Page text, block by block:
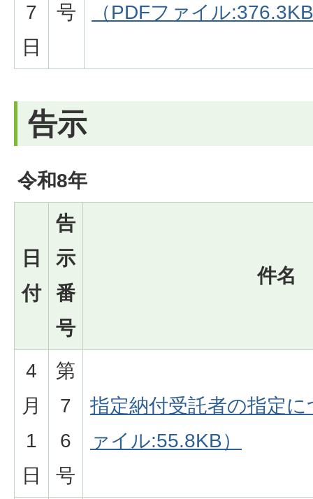
7
日
号 （PDFファイル
告示
令和8年
日
付
告
示
番
号
件名
4
月
1
日
第
7
6
号
指定納付受託者の指定
ァイル:55.8KB）